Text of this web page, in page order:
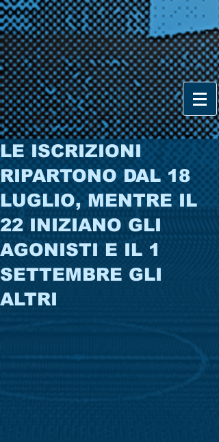
LE ISCRIZIONI
RIPARTONO DAL 18
LUGLIO, MENTRE IL
22 INIZIANO GLI
AGONISTI E IL 1
SETTEMBRE GLI
ALTRI